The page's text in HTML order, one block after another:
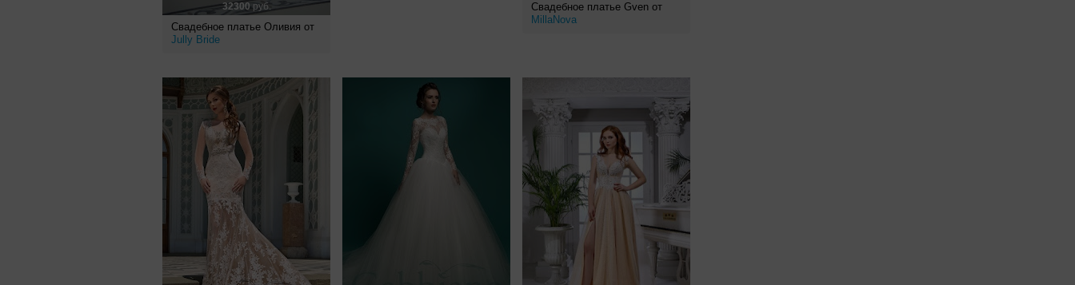
32300 руб.
Свадебное платье Оливия от
Jully Bride
Свадебное платье Gven от
MillaNova